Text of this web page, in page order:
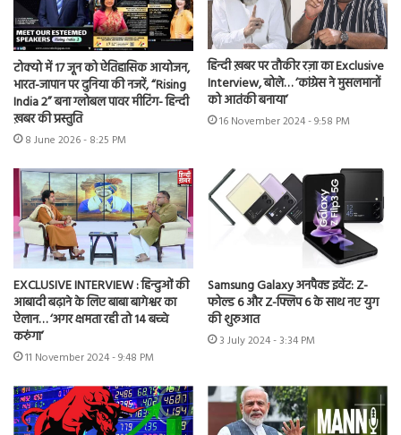
टोक्यो में 17 जून को ऐतिहासिक आयोजन,
भारत-जापान पर दुनिया की नजरें, “Rising
India 2” बना ग्लोबल पावर मीटिंग- हिन्दी
ख़बर की प्रस्तुति
8 June 2026 - 8:25 PM
हिन्दी ख़बर पर तौकीर रज़ा का Exclusive
Interview, बोले… ‘कांग्रेस ने मुसलमानों
को आतंकी बनाया’
16 November 2024 - 9:58 PM
EXCLUSIVE INTERVIEW : हिन्दुओं की
आबादी बढ़ाने के लिए बाबा बागेश्वर का
ऐलान… ‘अगर क्षमता रही तो 14 बच्चे
करुंगा’
11 November 2024 - 9:48 PM
Samsung Galaxy अनपैक्ड इवेंट: Z-
फोल्ड 6 और Z-फ्लिप 6 के साथ नए युग
की शुरुआत
3 July 2024 - 3:34 PM